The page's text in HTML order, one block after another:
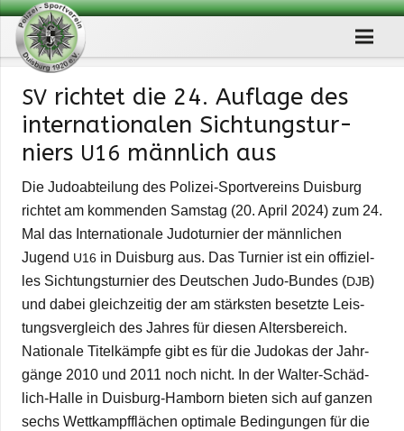
SV rich­tet die 24. Auf­lage des
inter­na­tio­na­len Sich­tungs­tur­
niers U16 männ­lich aus
Die Judo­ab­tei­lung des Poli­­zei-Spor­t­­ver­­eins Duis­burg
rich­tet am kom­men­den Sams­tag (20. April 2024) zum 24.
Mal das Inter­na­tio­nale Judo­tur­nier der männ­li­chen
Jugend U16 in Duis­burg aus. Das Tur­nier ist ein offi­zi­el­
les Sich­tungs­tur­nier des Deut­schen Judo-Bun­­des (DJB)
und dabei gleich­zei­tig der am stärks­ten besetzte Leis­
tungs­ver­gleich des Jah­res für die­sen Alters­be­reich.
Natio­nale Titel­kämpfe gibt es für die Judo­kas der Jahr­
gänge 2010 und 2011 noch nicht. In der Wal­­ter-Schä­d­­
lich-Halle in Duis­­burg-Ham­­born bie­ten sich auf gan­zen
sechs Wett­kampf­flä­chen opti­male Bedin­gun­gen für die